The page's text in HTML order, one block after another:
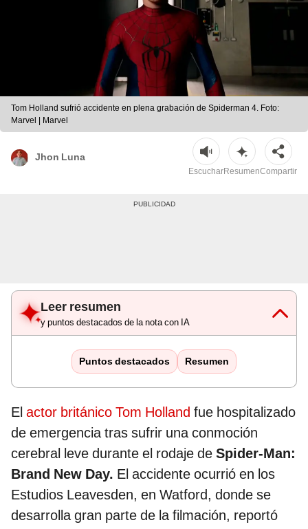
Tom Holland sufrió accidente en plena grabación de Spiderman 4. Foto:
Marvel | Marvel
Jhon Luna
EscucharResumenCompartir
Leer resumen
y puntos destacados de la nota con IA
Puntos destacados Resumen
El actor británico Tom Holland fue hospitalizado
de emergencia tras sufrir una conmoción
cerebral leve durante el rodaje de Spider-Man:
Brand New Day. El accidente ocurrió en los
Estudios Leavesden, en Watford, donde se
desarrolla gran parte de la filmación, reportó